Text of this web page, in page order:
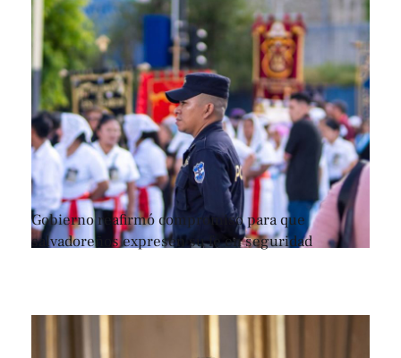
Gobierno reafirmó compromiso para que
salvadoreños expresen su fe en seguridad